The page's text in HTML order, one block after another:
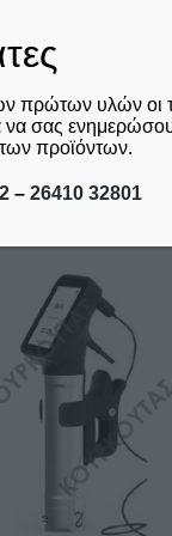
πρώτων υλών οι
σας
των προϊόντων.
– 26410 32801